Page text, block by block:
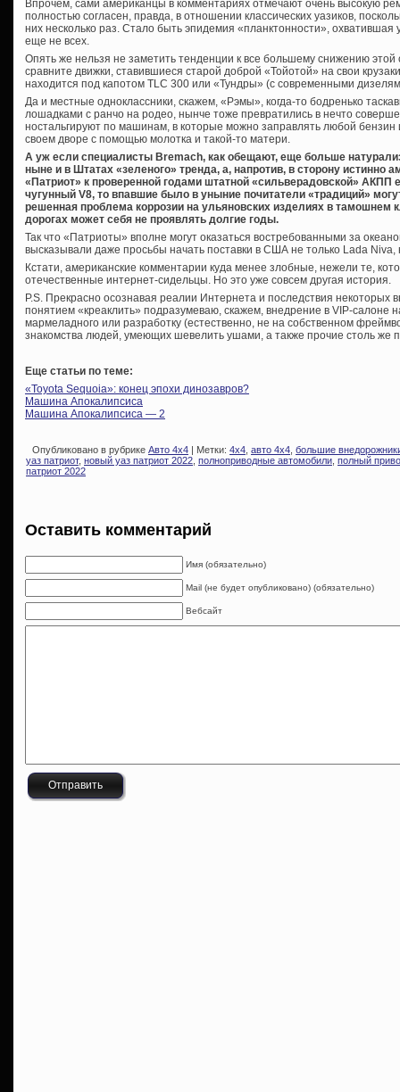
Впрочем, сами американцы в комментариях отмечают очень высокую
полностью согласен, правда, в отношении классических уазиков,
них несколько раз. Стало быть эпидемия «планктонности»,
еще не всех.
Опять же нельзя не заметить тенденции к все большему снижению
сравните движки, ставившиеся старой доброй «Тойотой» на свои
находится под капотом TLC 300 или «Тундры» (с современными
Да и местные одноклассники, скажем, «Рэмы», когда-то бодренько
лошадками с ранчо на родео, нынче тоже превратились в нечто
ностальгируют по машинам, в которые можно заправлять любой бензин
своем дворе с помощью молотка и такой-то матери.
А уж если специалисты Bremach, как обещают, еще больше
ныне и в Штатах «зеленого» тренда, а, напротив, в сторону истинно
«Патриот» к проверенной годами штатной «сильверадовской» АКПП
чугунный V8, то впавшие было в уныние почитатели «традиций»
решенная проблема коррозии на ульяновских изделиях в тамошнем
дорогах может себя не проявлять долгие годы.
Так что «Патриоты» вполне могут оказаться востребованными за
высказывали даже просьбы начать поставки в США не только Lada Niva,
Кстати, американские комментарии куда менее злобные, нежели те,
отечественные интернет-сидельцы. Но это уже совсем другая история.
P.S. Прекрасно осознавая реалии Интернета и последствия некоторых
понятием «креаклить» подразумеваю, скажем, внедрение в VIP-
мармеладного или разработку (естественно, не на собственном
знакомства людей, умеющих шевелить ушами, а также прочие столь же
Еще статьи по теме:
«Toyota Sequoia»: конец эпохи динозавров?
Машина Апокалипсиса
Машина Апокалипсиса — 2
Опубликовано в рубрике Авто 4х4 | Метки: 4х4 авто 4х4 большие
уаз патриот, новый уаз патриот 2022 полноприводные автомобили полный
патриот 2022
Оставить комментарий
Имя (обязательно)
Mail (не будет опубликовано) (обязательно)
Вебсайт